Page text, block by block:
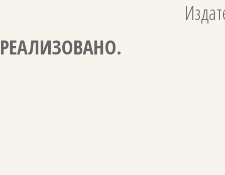
Издательство
РЕАЛИЗОВАНО.